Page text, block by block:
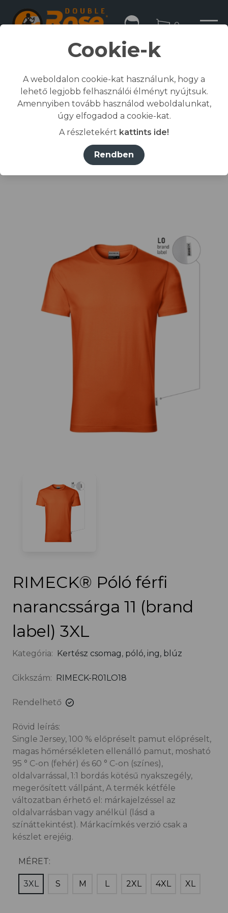
0
Kezdőlap
Összes termék
Munkaruházat
póló, ing, blúz
RIMECK® Póló férfi narancssárga 11 (brand label)
RIMECK® Póló férfi
narancssárga 11 (brand
label) 3XL
Kategória: Kertész csomag, póló, ing, blúz
Cikkszám: RIMECK-R01LO18
Rendelhető
Rövid leírás:
Single Jersey, 100 % előpréselt pamut előpréselt,
magas hőmérsékleten ellenálló pamut, mosható
95 ° C-on (fehér) és 60 ° C-on (színes),
oldalvarrással, 1:1 bordás kötésű nyakszegély,
megerősített vállpánt, A termék kétféle
változatban érhető el: márkajelzéssel az
oldalvarrásban vagy anélkül (lásd a
színáttekintést). Márkacímkés verzió csak a
készlet erejéig.
MÉRET:
3XL S M L 2XL 4XL XL
Cookie-k
A weboldalon cookie-kat használunk, hogy a
lehető legjobb felhasználói élményt nyújtsuk.
Amennyiben tovább használod weboldalunkat,
úgy elfogadod a cookie-kat.
A részletekért kattints ide!
Rendben